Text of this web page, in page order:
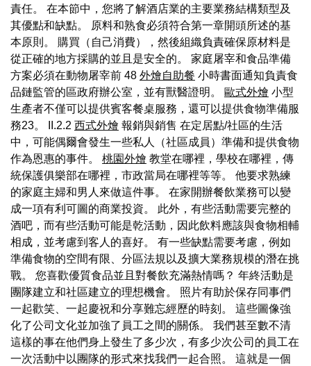
責任。 在本節中，您將了解酒店業的主要業務結構類型及
其優點和缺點。 原料和熟食必須符合第一章開頭所述的基
本原則。 購買（自己消費），然後組織負責確保原材料是
從正確的地方採購的並且是安全的。 家庭屠宰和食品準備
方案必須在動物屠宰前 48 外燴自助餐 小時書面通知負責食
品鏈監管的區政府辦公室，並有獸醫證明。
歐式外燴 小型
生產者不僅可以提供賓客餐桌服務，還可以提供食物準備服
務23。 II.2.2 西式外燴 報銷與銷售 在定居點/社區的生活
中，可能偶爾會發生一些私人（社區成員）準備和提供食物
作為恩惠的事件。 桃園外燴 教堂在哪裡，學校在哪裡，傳
統保護俱樂部在哪裡，市政當局在哪裡等等。 他要求熟練
的家庭主婦和男人來做這件事。 在家開辦餐飲業務可以變
成一項有利可圖的商業投資。 此外，有些活動需要完整的
酒吧，而有些活動可能是乾活動，因此飲料應該與食物相輔
相成，並考慮到客人的喜好。 有一些缺點需要考慮，例如
準備食物的空間有限、分區法規以及擴大業務規模的潛在挑
戰。 您喜歡優質食品並且對餐飲充滿熱情嗎？ 年終活動是
團隊建立和社區建立的理想機會。 照片有助於保存同事們
一起歡笑、一起慶祝和分享難忘經歷的時刻。 這些圖像強
化了公司文化並加強了員工之間的關係。 我們甚至數不清
這樣的事在他們身上發生了多少次，有多少次公司的員工在
一次活動中以團隊的形式來找我們一起合照。 這就是一個